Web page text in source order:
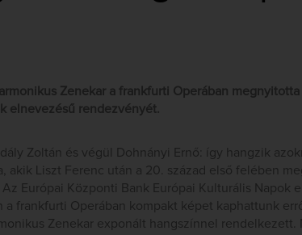
Zenekar a frankfurti Operában megnyitotta
elnevezésű rendezvényét.
Zoltán és végül Dohnányi Ernő: így hangzik
akik Liszt Ferenc után a 20. század első felében
Az Európai Központi Bank Európai Kulturális Napok
a frankfurti Operában kompakt képet kaphattunk
Zenekar exponált hangszínnel rendelkezett.